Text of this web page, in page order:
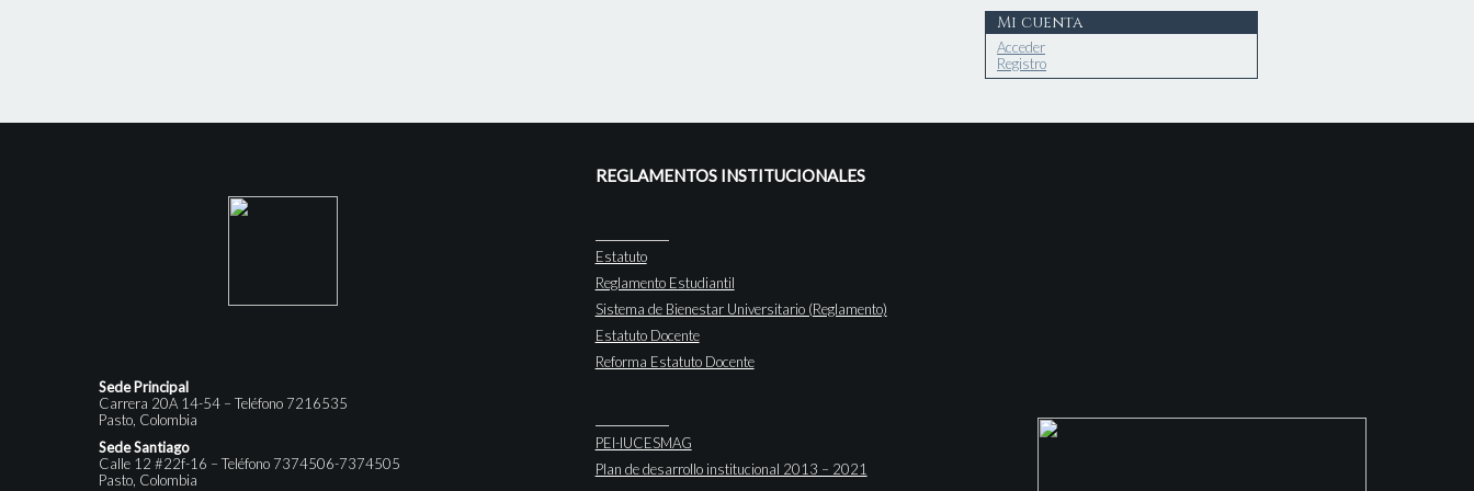
Mi cuenta
Acceder
Registro
Sede Principal
Carrera 20A 14-54 – Teléfono 7216535
Pasto, Colombia
Sede Santiago
Calle 12 #22f-16 – Teléfono 7374506-7374505
Pasto, Colombia
REGLAMENTOS INSTITUCIONALES
Estatuto
Reglamento Estudiantil
Sistema de Bienestar Universitario (Reglamento)
Estatuto Docente
Reforma Estatuto Docente
PEI-IUCESMAG
Plan de desarrollo institucional 2013 – 2021